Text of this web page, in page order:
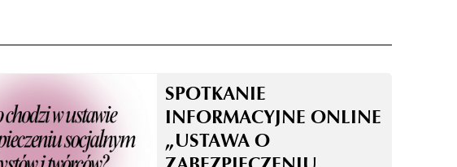
SPOTKANIE
INFORMACYJNE ONLINE
„USTAWA O